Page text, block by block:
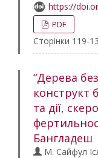
https://
PDF
Сторінки 119-
“Дерева
конструкт
та дії,
Бангладеш
М. Сайфул